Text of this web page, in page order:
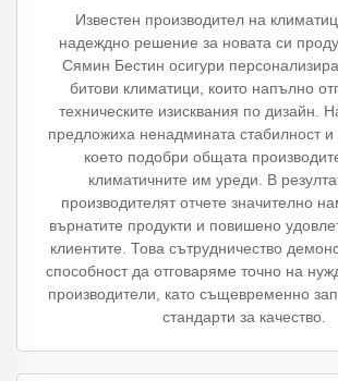
Известен производител на
надеждно решение за новата си
Сямин Бестин осигури
битови климатици, които напълно
техническите изисквания по дизайн.
предложиха ненадмината стабилност и
което подобри общата
климатичните им уреди. В
производителят отчете значително
върнатите продукти и повишено
клиентите. Това сътрудничество
способност да отговаряме точно на
производители, като същевременно
стандарти за качество.